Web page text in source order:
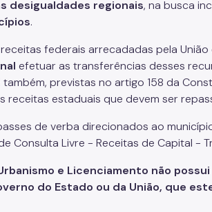
desigualdades regionais, na busca
.
federais arrecadadas pela
efetuar as transferências desses
previstas no artigo 158 da
receitas estaduais que devem ser
de verba direcionados ao
Consulta Livre - Receitas de Capital -
e Licenciamento não
do Estado ou da União, que